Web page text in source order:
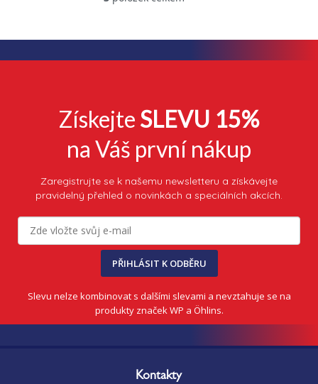
O
á
p
r
k
v
ý
i
u
Získejte SLEVU 15%
na Váš první nákup
Zaregistrujte se k našemu newsletteru a získávejte
pravidelný přehled o novinkách a speciálních akcích.
PŘIHLÁSIT K ODBĚRU
Slevu nelze kombinovat s dalšími slevami a nevztahuje se na
produkty značek WP a Öhlins.
Kontakty